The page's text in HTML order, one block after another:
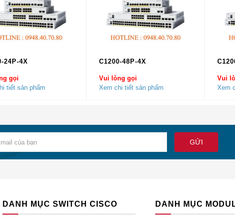
tay với tất cả các khách hàng
Nhằm đem dến cho quý khách
tại Hà Nội và Sài Gòn Uy Tín Nhấtvới giá thành rẻ nhất!
PDC-500W-B Chính Hãng
tới quý khách với giá thành rẻ nhất
phí của đội ngũ nhân sự có hơn 10 năm kinh nghiệm.
trình bảo hành
24P-4X
gọi
tiết sản phẩm
C1200-48P-4X
Vui lòng gọi
Xem chi tiết sản phẩm
Vui
Xem
DANH MỤC SWITCH CISCO DANH MỤC